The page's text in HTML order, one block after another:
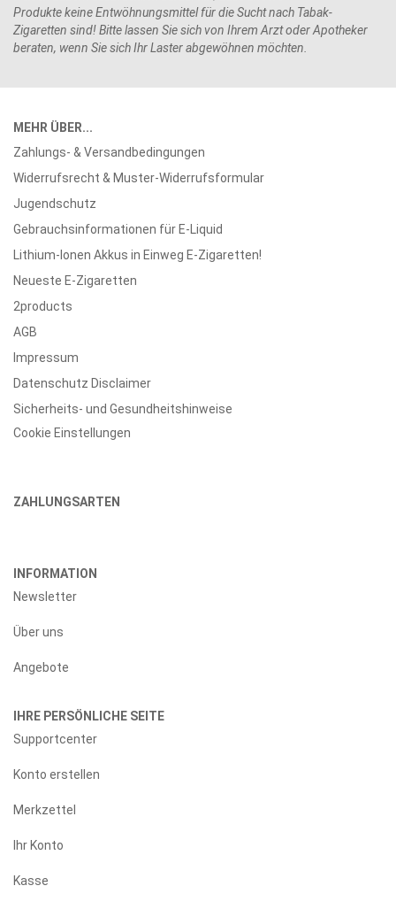
Produkte keine Entwöhnungsmittel für die Sucht nach Tabak-
Zigaretten sind! Bitte lassen Sie sich von Ihrem Arzt oder Apotheker
beraten, wenn Sie sich Ihr Laster abgewöhnen möchten.
MEHR ÜBER...
Zahlungs- & Versandbedingungen
Widerrufsrecht & Muster-Widerrufsformular
Jugendschutz
Gebrauchsinformationen für E-Liquid
Lithium-Ionen Akkus in Einweg E-Zigaretten!
Neueste E-Zigaretten
2products
AGB
Impressum
Datenschutz Disclaimer
Sicherheits- und Gesundheitshinweise
Cookie Einstellungen
ZAHLUNGSARTEN
INFORMATION
Newsletter
Über uns
Angebote
IHRE PERSÖNLICHE SEITE
Supportcenter
Konto erstellen
Merkzettel
Ihr Konto
Kasse